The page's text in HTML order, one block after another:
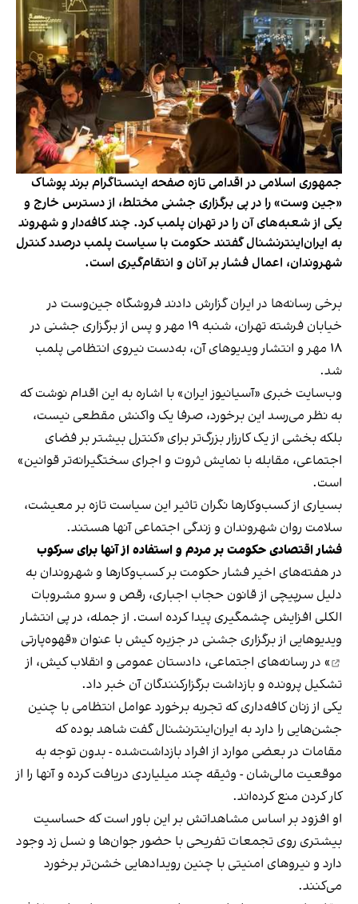
جمهوری اسلامی در اقدامی تازه صفحه اینستاگرام برند پوشاک
«جین وست» را در پی برگزاری جشنی مختلط، از دسترس خارج و
یکی از شعبه‌های آن را در تهران پلمب کرد. چند کافه‌‌دار و شهروند
به ایران‌اینترنشنال گفتند حکومت با سیاست پلمب درصدد کنترل
شهروندان، اعمال فشار بر آنان و انتقام‌گیری است.
برخی رسانه‌ها در ایران گزارش دادند فروشگاه جین‌وست در
خیابان فرشته تهران، شنبه ۱۹ مهر و پس از برگزاری جشنی در
۱۸ مهر و انتشار ویدیوهای آن، به‌دست نیروی انتظامی پلمب
شد.
وب‌سایت خبری «آسیانیوز ایران» با اشاره به این اقدام نوشت که
به نظر می‌رسد این برخورد، صرفا یک واکنش مقطعی نیست،
بلکه بخشی از یک کارزار بزرگ‌تر برای «کنترل بیشتر بر فضای
اجتماعی، مقابله با نمایش ثروت و اجرای سختگیرانه‌تر قوانین»
است.
بسیاری از کسب‌وکارها نگران تاثیر این سیاست‌ تازه بر معیشت،
سلامت روان شهروندان و زندگی اجتماعی آنها هستند.
فشار اقتصادی حکومت بر مردم و استفاده از آنها برای سرکوب
در هفته‌های اخیر فشار حکومت بر کسب‌وکارها و شهروندان به
دلیل سرپیچی از قانون حجاب اجباری، رقص و سرو مشروبات
الکلی افزایش چشمگیری پیدا کرده است. از جمله، در پی انتشار
ویدیوهایی از برگزاری جشنی در جزیره کیش با عنوان «قهوه‌پارتی
» در رسانه‌های اجتماعی، دادستان عمومی و انقلاب کیش، از
تشکیل پرونده و بازداشت برگزارکنندگان آن خبر داد.
یکی از زنان کافه‌داری که تجربه برخورد عوامل انتظامی با چنین
جشن‌هایی را دارد به ایران‌اینترنشنال گفت شاهد بوده که
مقامات در بعضی موارد از افراد بازداشت‌‌شده - بدون توجه به
موقعیت مالی‌شان - وثیقه چند میلیاردی دریافت کرده و آنها را از
کار کردن منع کرده‌اند.
او افزود بر اساس مشاهداتش بر این باور است که حساسیت
بیشتری روی تجمعات تفریحی با حضور جوان‌ها و نسل زد وجود
دارد و نیروهای امنیتی با چنین رویدادهایی خشن‌تر برخورد
می‌کنند.